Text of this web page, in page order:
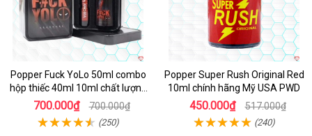
Popper Fuck YoLo 50ml combo
hộp thiếc 40ml 10ml chất lượng
tốt
700.000₫ 700.000₫
(250)
Popper Super Rush Original Red
10ml chính hãng Mỹ USA PWD
450.000₫ 517.000₫
(240)